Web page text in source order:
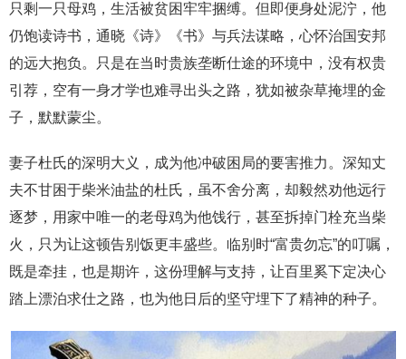
只剩一只母鸡，生活被贫困牢牢捆缚。但即便身处泥泞，他
仍饱读诗书，通晓《诗》《书》与兵法谋略，心怀治国安邦
的远大抱负。只是在当时贵族垄断仕途的环境中，没有权贵
引荐，空有一身才学也难寻出头之路，犹如被杂草掩埋的金
子，默默蒙尘。
妻子杜氏的深明大义，成为他冲破困局的要害推力。深知丈
夫不甘困于柴米油盐的杜氏，虽不舍分离，却毅然劝他远行
逐梦，用家中唯一的老母鸡为他饯行，甚至拆掉门栓充当柴
火，只为让这顿告别饭更丰盛些。临别时“富贵勿忘”的叮嘱，
既是牵挂，也是期许，这份理解与支持，让百里奚下定决心
踏上漂泊求仕之路，也为他日后的坚守埋下了精神的种子。